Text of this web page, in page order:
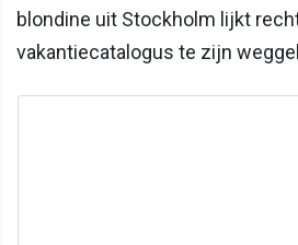
blondine uit Stockholm lijkt
vakantiecatalogus te zijn